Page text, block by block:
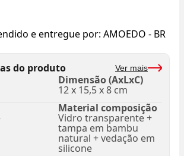
e entregue por: AMOEDO - BR
do produto Ver mais
Dimensão (AxLxC)
12 x 15,5 x 8 cm
Material composição
Vidro transparente +
tampa em bambu
natural + vedação em
silicone